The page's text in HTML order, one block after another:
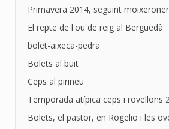
Primavera 2014, seguint
El repte de l'ou de reig al Berguedà
bolet-aixeca-pedra
Bolets al buit
Ceps al pirineu
Temporada atípica ceps i rovellons
Bolets, el pastor, en Rogelio i les